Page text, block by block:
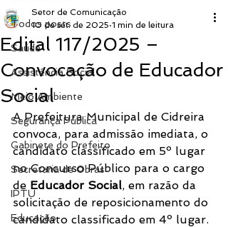
Todos posts
Saúde
Assistência Social
Meio Ambiente
Segurança Pública
Gabinete do Prefeito
Secretaria de Obras
IPTU
Educação
Edital 117/2025 –
Convocação de Educador
Social
Setor de Comunicação
10 de set. de 2025 1 min de leitura
A Prefeitura Municipal de Cidreira
convoca, para admissão imediata, o
candidato classificado em 5º lugar
no Concurso Público para o cargo
de Educador Social, em razão da
solicitação de reposicionamento do
candidato classificado em 4º lugar.